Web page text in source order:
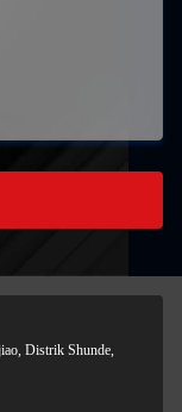
Distrik Shunde,